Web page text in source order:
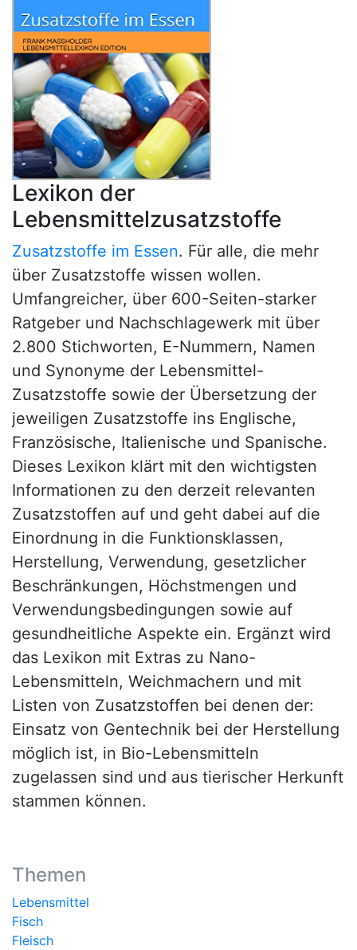
Lexikon der
Lebensmittelzusatzstoffe
Zusatzstoffe im Essen. Für alle, die mehr
über Zusatzstoffe wissen wollen.
Umfangreicher, über 600-Seiten-starker
Ratgeber und Nachschlagewerk mit über
2.800 Stichworten, E-Nummern, Namen
und Synonyme der Lebensmittel-
Zusatzstoffe sowie der Übersetzung der
jeweiligen Zusatzstoffe ins Englische,
Französische, Italienische und Spanische.
Dieses Lexikon klärt mit den wichtigsten
Informationen zu den derzeit relevanten
Zusatzstoffen auf und geht dabei auf die
Einordnung in die Funktionsklassen,
Herstellung, Verwendung, gesetzlicher
Beschränkungen, Höchstmengen und
Verwendungsbedingungen sowie auf
gesundheitliche Aspekte ein. Ergänzt wird
das Lexikon mit Extras zu Nano-
Lebensmitteln, Weichmachern und mit
Listen von Zusatzstoffen bei denen der:
Einsatz von Gentechnik bei der Herstellung
möglich ist, in Bio-Lebensmitteln
zugelassen sind und aus tierischer Herkunft
stammen können.
Themen
Lebensmittel
Fisch
Fleisch